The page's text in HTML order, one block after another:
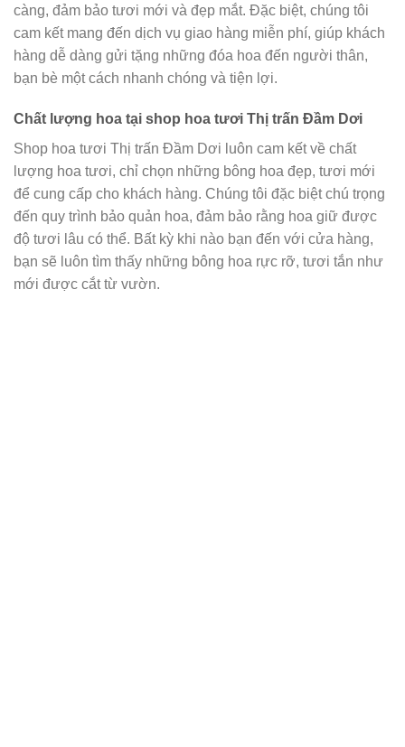
càng, đảm bảo tươi mới và đẹp mắt. Đặc biệt, chúng tôi
cam kết mang đến dịch vụ giao hàng miễn phí, giúp khách
hàng dễ dàng gửi tặng những đóa hoa đến người thân,
bạn bè một cách nhanh chóng và tiện lợi.
Chất lượng hoa tại shop hoa tươi Thị trấn Đầm Dơi
Shop hoa tươi Thị trấn Đầm Dơi luôn cam kết về chất
lượng hoa tươi, chỉ chọn những bông hoa đẹp, tươi mới
để cung cấp cho khách hàng. Chúng tôi đặc biệt chú trọng
đến quy trình bảo quản hoa, đảm bảo rằng hoa giữ được
độ tươi lâu có thể. Bất kỳ khi nào bạn đến với cửa hàng,
bạn sẽ luôn tìm thấy những bông hoa rực rỡ, tươi tắn như
mới được cắt từ vườn.